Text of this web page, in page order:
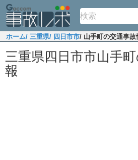
ホーム/ 三重県/ 四日市市/ 山手町の交通事故
三重県四日市市山手
報